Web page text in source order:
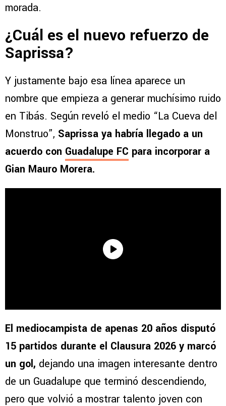
morada.
¿Cuál es el nuevo refuerzo de
Saprissa?
Y justamente bajo esa línea aparece un
nombre que empieza a generar muchísimo ruido
en Tibás. Según reveló el medio “La Cueva del
Monstruo”, Saprissa ya habría llegado a un
acuerdo con Guadalupe FC para incorporar a
Gian Mauro Morera.
El mediocampista de apenas 20 años disputó
15 partidos durante el Clausura 2026 y marcó
un gol, dejando una imagen interesante dentro
de un Guadalupe que terminó descendiendo,
pero que volvió a mostrar talento joven con